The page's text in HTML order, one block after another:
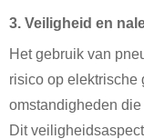
3. Veiligheid en
Het gebruik van
risico op elektrische
omstandigheden
Dit